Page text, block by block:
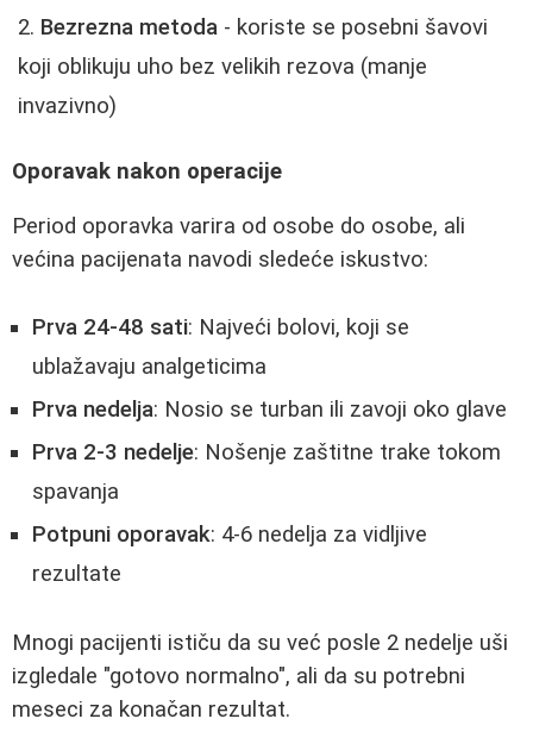
Bezrezna metoda - koriste se posebni šavovi
koji oblikuju uho bez velikih rezova (manje
invazivno)
Oporavak nakon operacije
Period oporavka varira od osobe do osobe, ali
većina pacijenata navodi sledeće iskustvo:
Prva 24-48 sati: Najveći bolovi, koji se
ublažavaju analgeticima
Prva nedelja: Nosio se turban ili zavoji oko glave
Prva 2-3 nedelje: Nošenje zaštitne trake tokom
spavanja
Potpuni oporavak: 4-6 nedelja za vidljive
rezultate
Mnogi pacijenti ističu da su već posle 2 nedelje uši
izgledale "gotovo normalno", ali da su potrebni
meseci za konačan rezultat.